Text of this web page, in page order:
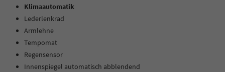
Klimaautomatik
Lederlenkrad
Armlehne
Tempomat
Regensensor
Innenspiegel automatisch abblendend